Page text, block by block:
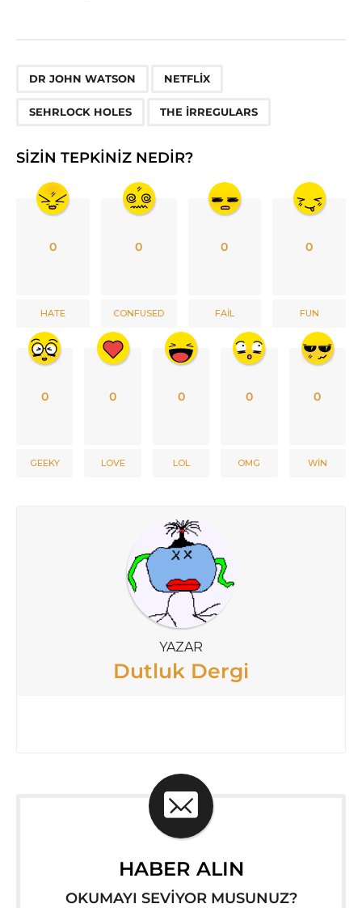
DR JOHN WATSON NETFLIX
SEHRLOCK HOLES THE IRREGULARS
SIZIN TEPKINIZ NEDIR?
0
HATE
0
CONFUSED
0
FAIL
0
FUN
0
GEEKY
0
LOVE
0
LOL
0
OMG
0
WIN
YAZAR
Dutluk Dergi
HABER ALIN
OKUMAYI SEVİYOR MUSUNUZ?